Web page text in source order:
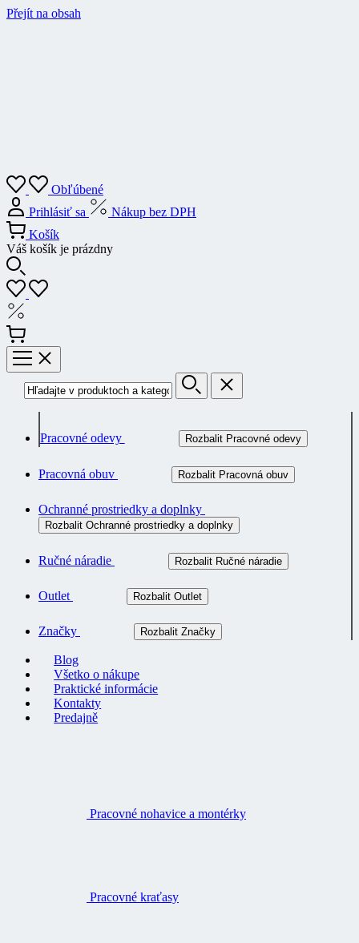
Přejít na obsah
Obľúbené
Prihlásiť sa
Nákup bez DPH
Košík
Váš košík je prázdny
Pracovné odevy Rozbalit Pracovné odevy
Pracovná obuv Rozbalit Pracovná obuv
Ochranné prostriedky a doplnky
Rozbalit Ochranné prostriedky a doplnky
Ručné náradie Rozbalit Ručné náradie
Outlet Rozbalit Outlet
Značky Rozbalit Značky
Blog
Všetko o nákupe
Praktické informácie
Kontakty
Predajně
Pracovné nohavice a montérky
Pracovné kraťasy